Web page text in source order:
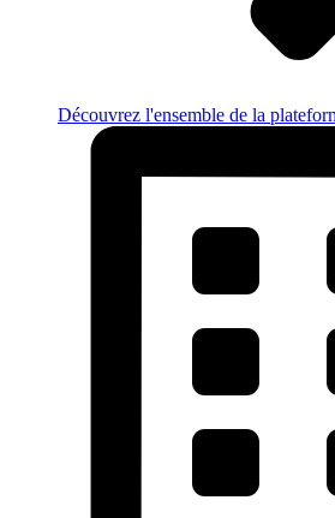
Découvrez l'ensemble de la